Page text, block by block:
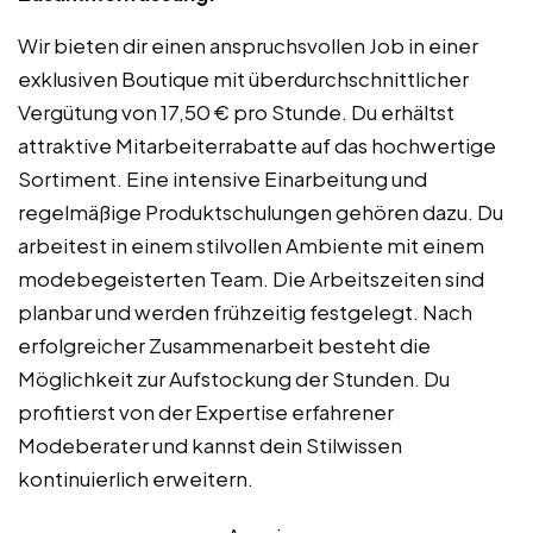
Wir bieten dir einen anspruchsvollen Job in einer
exklusiven Boutique mit überdurchschnittlicher
Vergütung von 17,50 € pro Stunde. Du erhältst
attraktive Mitarbeiterrabatte auf das hochwertige
Sortiment. Eine intensive Einarbeitung und
regelmäßige Produktschulungen gehören dazu. Du
arbeitest in einem stilvollen Ambiente mit einem
modebegeisterten Team. Die Arbeitszeiten sind
planbar und werden frühzeitig festgelegt. Nach
erfolgreicher Zusammenarbeit besteht die
Möglichkeit zur Aufstockung der Stunden. Du
profitierst von der Expertise erfahrener
Modeberater und kannst dein Stilwissen
kontinuierlich erweitern.